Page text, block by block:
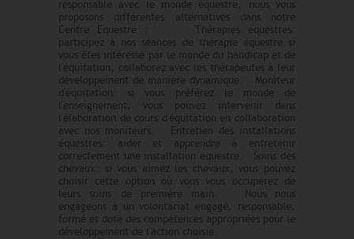
responsable avec le monde équestre, nous vous
proposons différentes alternatives dans notre
Centre Equestre : Thérapies équestres:
participez à nos séances de thérapie équestre si
vous êtes intéressé par le monde du handicap et de
l'équitation, collaborez avec les thérapeutes à leur
développement de manière dynamique. Moniteur
d'équitation: si vous préférez le monde de
l'enseignement, vous pouvez intervenir dans
l'élaboration de cours d'équitation en collaboration
avec nos moniteurs. Entretien des installations
équestres: aider et apprendre à entretenir
correctement une installation équestre. Soins des
chevaux: si vous aimez les chevaux, vous pouvez
choisir cette option où vous vous occuperez de
leurs soins de première main. Nous nous
engageons à un volontariat engagé, responsable,
formé et doté des compétences appropriées pour le
développement de l'action choisie.